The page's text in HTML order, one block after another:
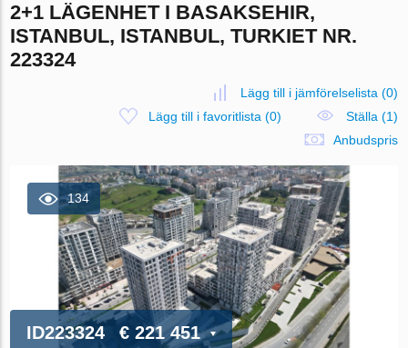
2+1 LÄGENHET I BASAKSEHIR,
ISTANBUL, ISTANBUL, TURKIET NR.
223324
Lägg till i jämförelselista (0)
Lägg till i favoritlista (0)
Ställa (1)
Anbudspris
134
ID223324 € 221 451